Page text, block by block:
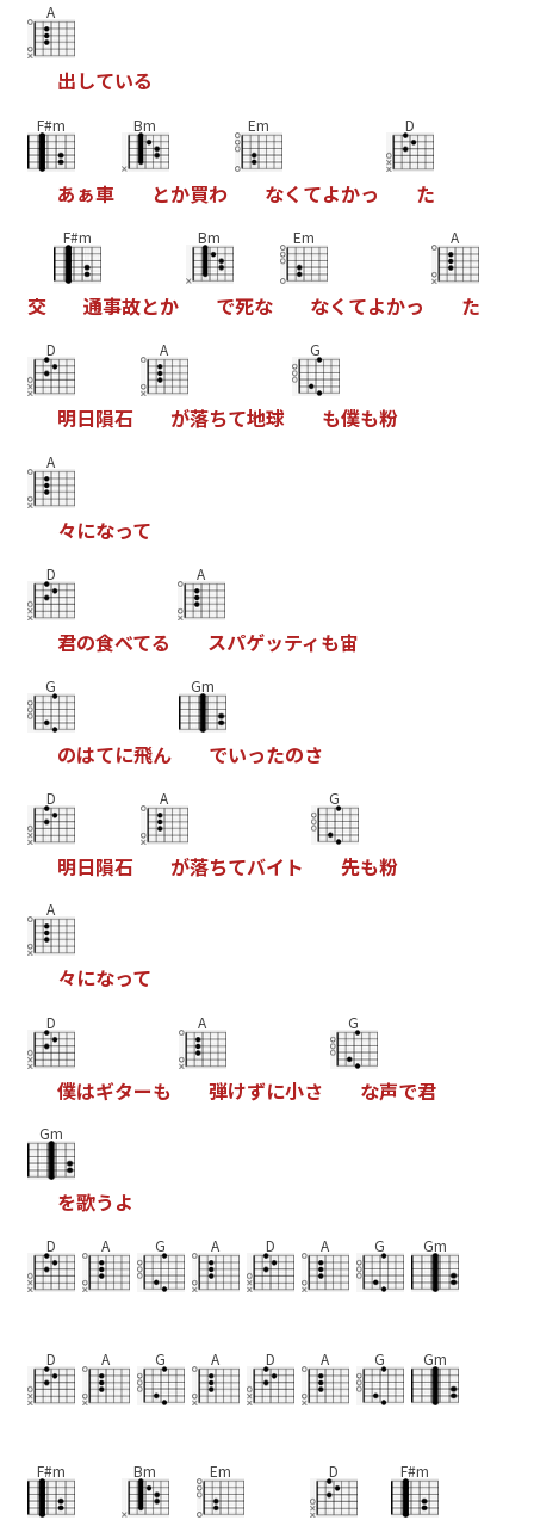
A
出している
F#m
あぁ車
Bm
とか買わ
Em
なく てよかっ
D
た
交
F#m
通事故とか
Bm
で死な
Em
なく てよかっ
A
た
D
明日隕石
A
が落ちて地球
G
も僕も粉
A
々になって
D
君の食べてる
A
スパゲッティも宙
G
のはてに飛ん
Gm
でいったのさ
D
明日隕石
A
が落ちてバイ ト
G
先も粉
A
々になって
D
僕はギターも
A
弾けずに小さ
G
な声で君
Gm
を歌う よ
D A G A D A G Gm
D A G A D A G Gm
F#m Bm Em D F#m